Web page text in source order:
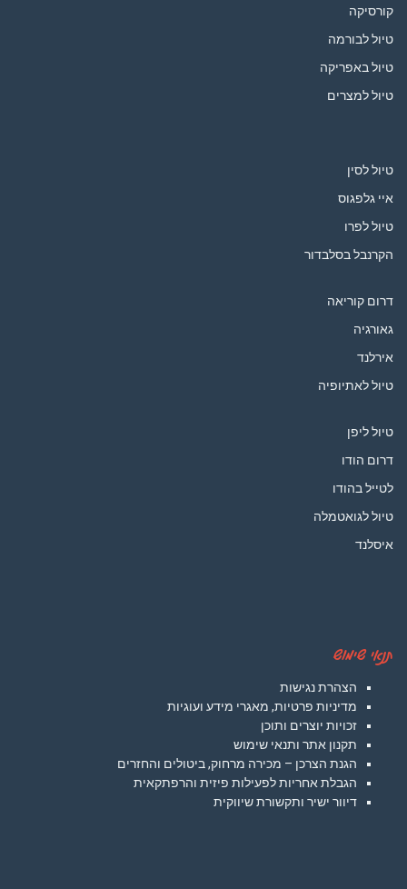
קורסיקה
טיול לבורמה
טיול באפריקה
טיול למצרים
טיול לסין
איי גלפגוס
טיול לפרו
הקרנבל בסלבדור
דרום קוריאה
גאורגיה
אירלנד
טיול לאתיופיה
טיול ליפן
דרום הודו
לטייל בהודו
טיול לגואטמלה
איסלנד
תנאי שימוש
הצהרת נגישות
מדיניות פרטיות, מאגרי מידע ועוגיות
זכויות יוצרים ותוכן
תקנון אתר ותנאי שימוש
הגנת הצרכן – מכירה מרחוק, ביטולים והחזרים
הגבלת אחריות לפעילות פיזית והרפתקאית
דיוור ישיר ותקשורת שיווקית